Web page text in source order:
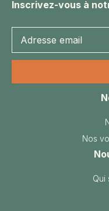
Inscrivez-vous à
Nos
Qui